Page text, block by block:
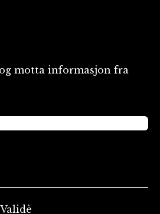
motta informasjon fra